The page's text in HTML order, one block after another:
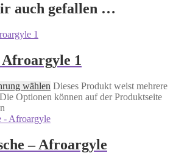
auch gefallen …
Afroargyle 1
wählen Dieses Produkt weist mehrere
Optionen können auf der Produktseite
– Afroargyle